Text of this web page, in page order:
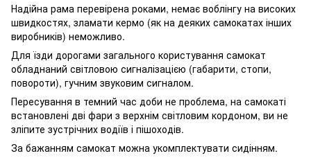
Надійна рама перевірена роками, немає воблінгу на високих
швидкостях, зламати кермо (як на деяких самокатах інших
виробників) неможливо.
Для їзди дорогами загального користування самокат
обладнаний світловою сигналізацією (габарити, стопи,
повороти), гучним звуковим сигналом.
Пересування в темний час доби не проблема, на самокаті
встановлені дві фари з верхнім світловим кордоном, ви не
зліпите зустрічних водіїв і пішоходів.
За бажанням самокат можна укомплектувати сидінням.